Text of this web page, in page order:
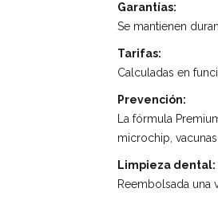
Garantías:
Se mantienen
Tarifas:
Calculadas en
Prevención:
La fórmula
microchip,
Limpieza dental:
Reembolsada una